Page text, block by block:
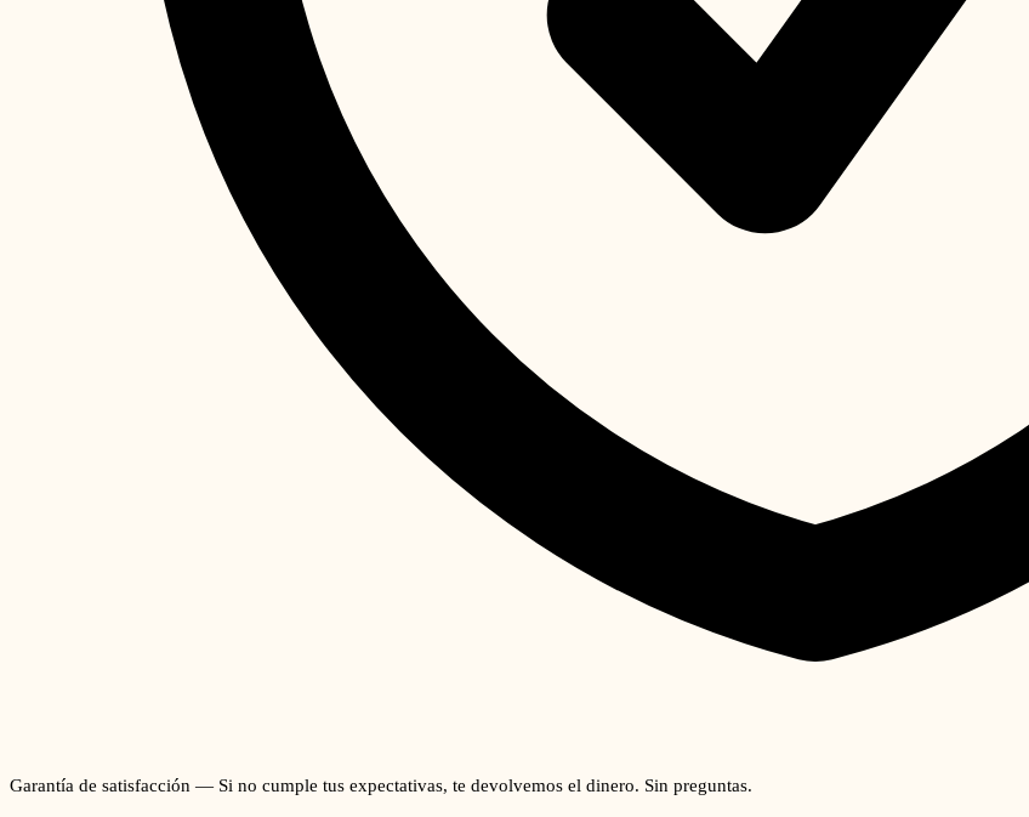
Garantía de satisfacción — Si no cumple tus expectativas, te devolvemos el dinero. Sin preguntas.